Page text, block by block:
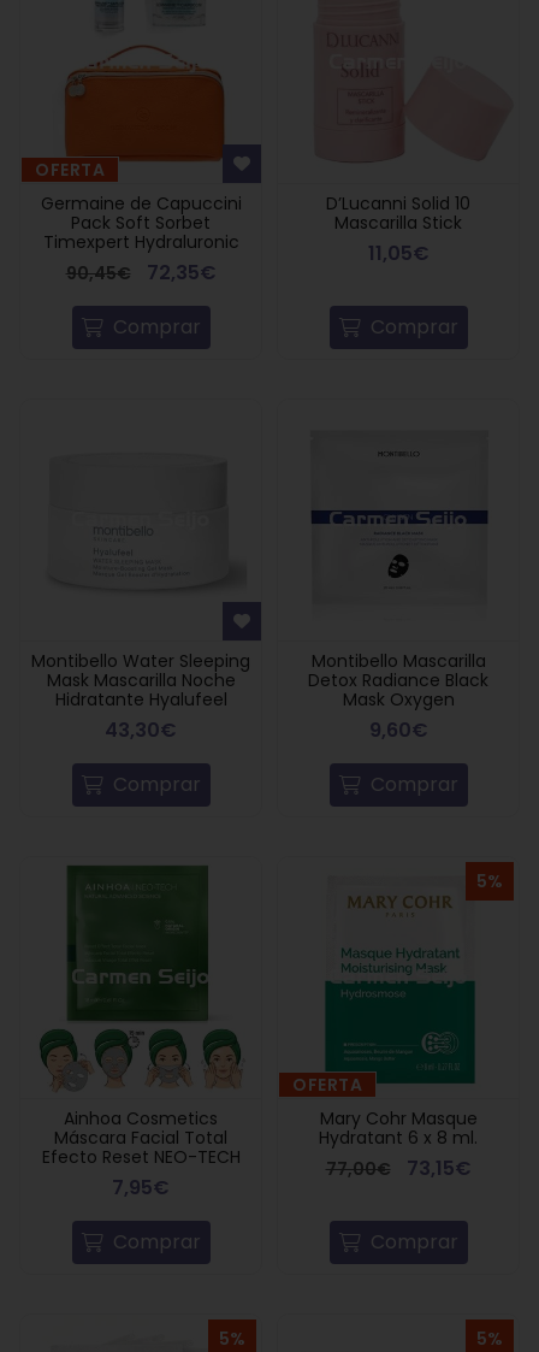
OFERTA
Germaine de Capuccini
Pack Soft Sorbet
Timexpert Hydraluronic
90,45€
72,35€
Comprar
D’Lucanni Solid 10
Mascarilla Stick
11,05€
Comprar
Montibello Water Sleeping
Mask Mascarilla Noche
Hidratante Hyalufeel
43,30€
Comprar
Montibello Mascarilla
Detox Radiance Black
Mask Oxygen
9,60€
Comprar
Ainhoa Cosmetics
Máscara Facial Total
Efecto Reset NEO-TECH
7,95€
Comprar
5%
OFERTA
Mary Cohr Masque
Hydratant 6 x 8 ml.
77,00€
73,15€
Comprar
5% 5%